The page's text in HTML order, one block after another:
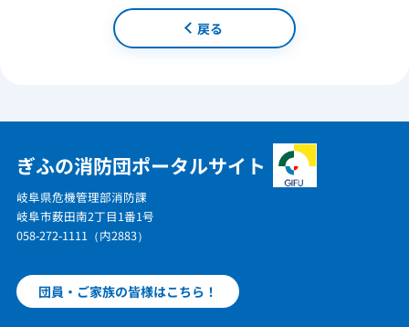
戻る
ぎふの消防団ポータルサイト
岐阜県危機管理部消防課
岐阜市薮田南2丁目1番1号
058-272-1111（内2883）
団員・ご家族の皆様はこちら！